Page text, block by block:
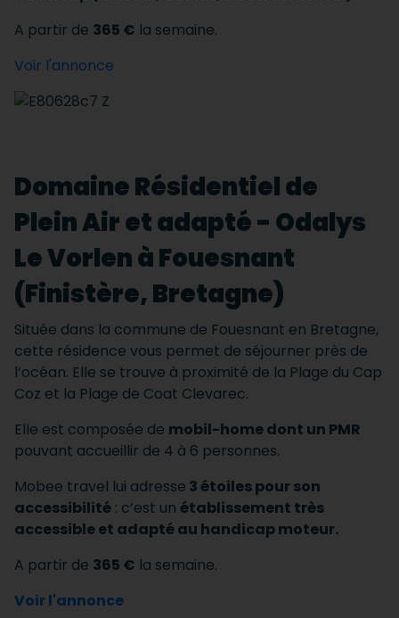
A partir de 365 € la semaine.
Voir l'annonce
Domaine Résidentiel de
Plein Air et adapté - Odalys
Le Vorlen à Fouesnant
(Finistère, Bretagne)
Située dans la commune de Fouesnant en Bretagne,
cette résidence vous permet de séjourner près de
l’océan. Elle se trouve à proximité de la Plage du Cap
Coz et la Plage de Coat Clevarec.
Elle est composée de mobil-home dont un PMR
pouvant accueillir de 4 à 6 personnes.
Mobee travel lui adresse 3 étoiles pour son
accessibilité : c’est un établissement très
accessible et adapté au handicap moteur.
A partir de 365 € la semaine.
Voir l'annonce